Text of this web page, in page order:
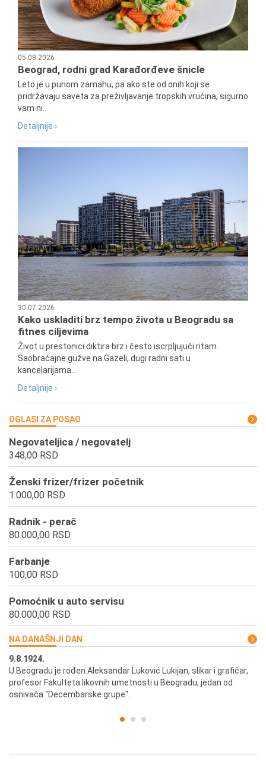
05.08.2026
Beograd, rodni grad Karađorđeve šnicle
Leto je u punom zamahu, pa ako ste od onih koji se
pridržavaju saveta za preživljavanje tropskih vrućina, sigurno
vam ni...
Detaljnije ›
30.07.2026
Kako uskladiti brz tempo života u Beogradu sa
fitnes ciljevima
Život u prestonici diktira brz i često iscrpljujući ritam.
Saobraćajne gužve na Gazeli, dugi radni sati u
kancelarijama...
Detaljnije ›
OGLASI ZA POSAO
Negovateljica / negovatelj
348,00 RSD
Ženski frizer/frizer početnik
1.000,00 RSD
Radnik - perač
80.000,00 RSD
Farbanje
100,00 RSD
Pomoćnik u auto servisu
80.000,00 RSD
NA DANAŠNJI DAN
9.8.1924.
U Beogradu je rođen Aleksandar Luković Lukijan, slikar i grafičar,
profesor Fakulteta likovnih umetnosti u Beogradu, jedan od
osnivača "Decembarske grupe".